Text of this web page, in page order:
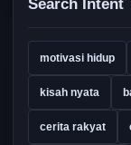
Search Intent
motivasi hidup
kisah nyata
cerita rakyat